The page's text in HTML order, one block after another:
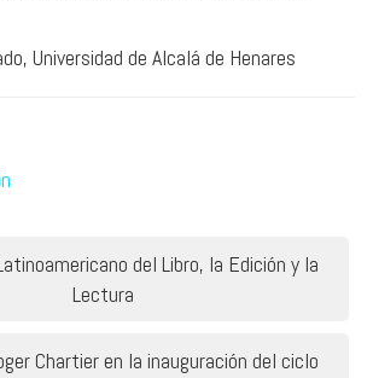
Universidad de Alcalá de Henares
del Libro, la Edición y la
Lectura
Chartier en la inauguración del ciclo